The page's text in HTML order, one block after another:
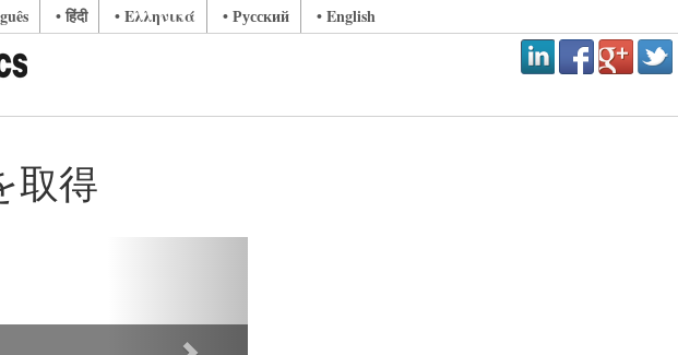
• हिंदी • Ελληνικά • Русский • English
取得